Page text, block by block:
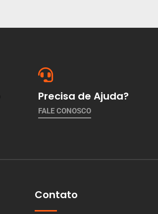
Precisa de Ajuda?
FALE CONOSCO
Contato